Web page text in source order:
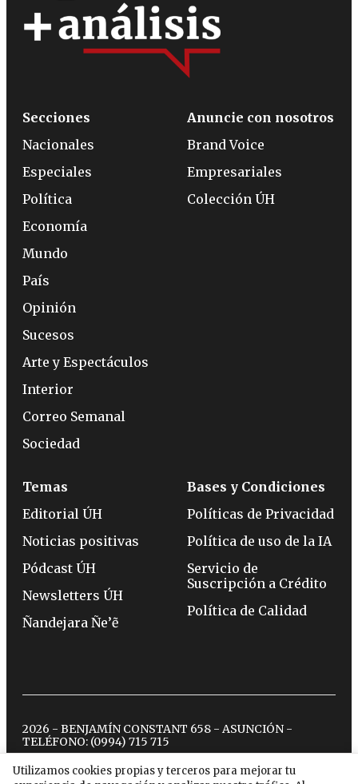
Utilizamos cookies propias y terceros para mejorar tu
Secciones
Nacionales
Especiales
Política
Economía
Mundo
País
Opinión
Sucesos
Arte y Espectáculos
Interior
Correo Semanal
Sociedad
Anuncie con nosotros
Brand Voice
Empresariales
Colección ÚH
Temas
Editorial ÚH
Noticias positivas
Pódcast ÚH
Newsletters ÚH
Ñandejara Ñe’ẽ
Bases y Condiciones
Políticas de Privacidad
Política de uso de la IA
Servicio de
Suscripción a Crédito
Política de Calidad
2026 - BENJAMÍN CONSTANT 658 - ASUNCIÓN -
TELÉFONO: (0994) 715 715